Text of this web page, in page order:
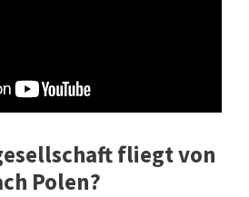
fliegt von
Polen?